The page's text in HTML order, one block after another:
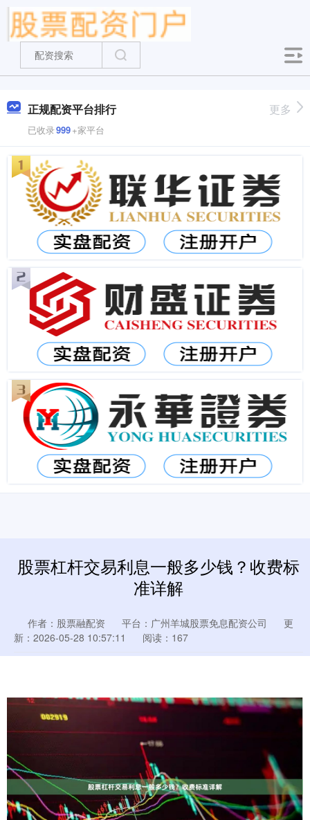
正规配资平台排行
已收录999+家平台
更多
股票杠杆交易利息一般多少钱？收费标
准详解
作者：股票融配资 平台：广州羊城股票免息配资公司
更
新：2026-05-28 10:57:11
阅读：167